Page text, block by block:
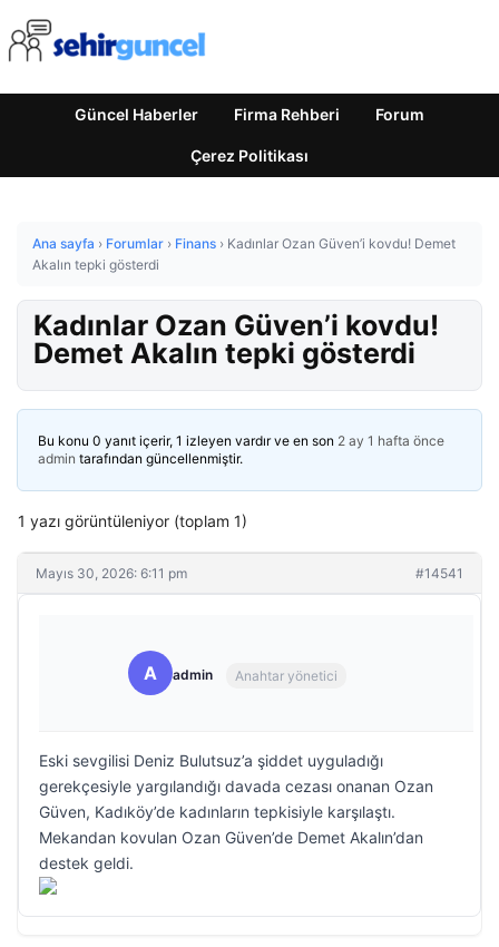
Güncel Haberler Firma Rehberi Forum
Çerez Politikası
Ana sayfa › Forumlar › Finans › Kadınlar Ozan Güven’i kovdu! Demet
Akalın tepki gösterdi
Kadınlar Ozan Güven’i kovdu!
Demet Akalın tepki gösterdi
Bu konu 0 yanıt içerir, 1 izleyen vardır ve en son 2 ay 1 hafta önce
admin tarafından güncellenmiştir.
1 yazı görüntüleniyor (toplam 1)
Mayıs 30, 2026: 6:11 pm #14541
A admin Anahtar yönetici
Eski sevgilisi Deniz Bulutsuz’a şiddet uyguladığı
gerekçesiyle yargılandığı davada cezası onanan Ozan
Güven, Kadıköy’de kadınların tepkisiyle karşılaştı.
Mekandan kovulan Ozan Güven’de Demet Akalın’dan
destek geldi.